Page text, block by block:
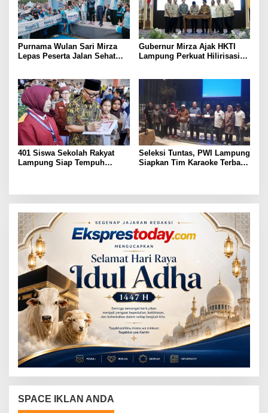
Purnama Wulan Sari Mirza
Lepas Peserta Jalan Sehat
Gubernur Mirza Ajak HKTI
Lampung Perkuat Hilirisasi
401 Siswa Sekolah Rakyat
Lampung Siap Tempuh
Seleksi Tuntas, PWI Lampung
Siapkan Tim Karaoke Terbaik
SPACE IKLAN ANDA